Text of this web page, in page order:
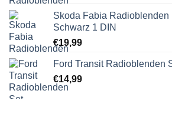
Skoda Fabia Radioblenden
Schwarz 1 DIN
€19,99
Ford Transit Radioblenden
€14,99